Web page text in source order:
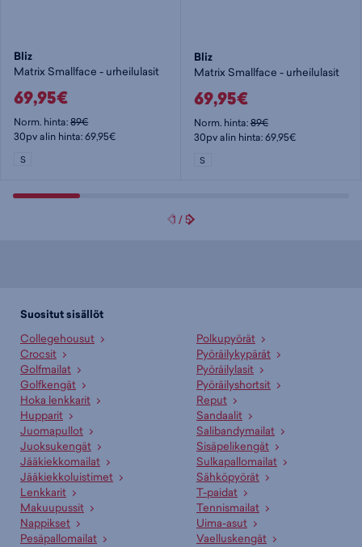
Bliz
Matrix Smallface - urheilulasit
69,95€
Norm. hinta:89€
30pv alin hinta: 69,95€
S
Bliz
Matrix Smallface - urheilulasit
69,95€
Norm. hinta:89€
30pv alin hinta: 69,95€
S
1 /5
Suositut sisällöt
Collegehousut
Crocsit
Golfmailat
Golfkengät
Hoka lenkkarit
Hupparit
Juomapullot
Juoksukengät
Jääkiekkomailat
Jääkiekkoluistimet
Lenkkarit
Makuupussit
Nappikset
Pesäpallomailat
Polkupyörät
Pyöräilykypärät
Pyöräilylasit
Pyöräilyshortsit
Reput
Sandaalit
Salibandymailat
Sisäpelikengät
Sulkapallomailat
Sähköpyörät
T-paidat
Tennismailat
Uima-asut
Vaelluskengät